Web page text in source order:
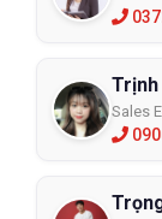
Trịnh
Sales